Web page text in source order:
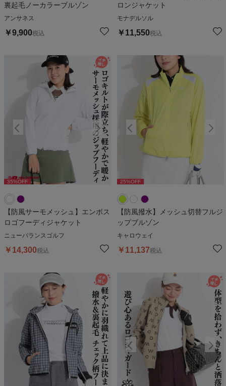
裏起毛ノーカラーブルゾン
アンサネス
￥9,900税込
ロンジャケット
モナデルソル
￥ 11,550税込
35%OFF %OFF
【防風サーモメッシュ】エンボス
ロゴフーディジャケット
ニューバランスゴルフ
￥ 14,300税込
25%OFF 25%OFF
【防風撥水】メッシュ切替フルジ
ップブルゾン
キャロウェイ
￥ 11,137税込